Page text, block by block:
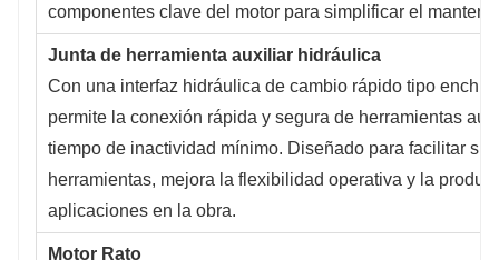
componentes clave del motor para simplificar el
Junta de herramienta auxiliar hidráulica
Con una interfaz hidráulica de cambio rápido tipo
permite la conexión rápida y segura de herramientas
tiempo de inactividad mínimo. Diseñado para facilitar su
herramientas, mejora la flexibilidad operativa y la
aplicaciones en la obra.
Motor Rato